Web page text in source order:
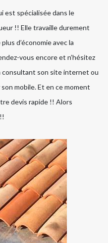
est spécialisée dans le
!! Elle travaille durement
d’économie avec la
vous encore et n’hésitez
consultant son site internet ou
mobile. Et en ce moment
devis rapide !! Alors